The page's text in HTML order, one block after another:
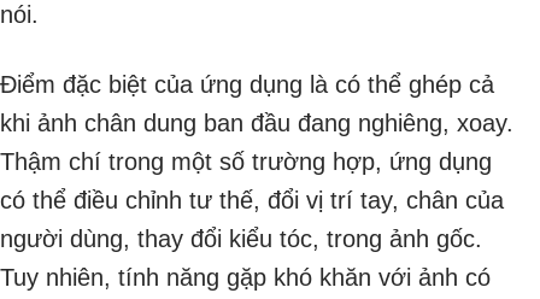
nói.
Điểm đặc biệt của ứng dụng là có thể ghép cả
khi ảnh chân dung ban đầu đang nghiêng, xoay.
Thậm chí trong một số trường hợp, ứng dụng
có thể điều chỉnh tư thế, đổi vị trí tay, chân của
người dùng, thay đổi kiểu tóc, trong ảnh gốc.
Tuy nhiên, tính năng gặp khó khăn với ảnh có